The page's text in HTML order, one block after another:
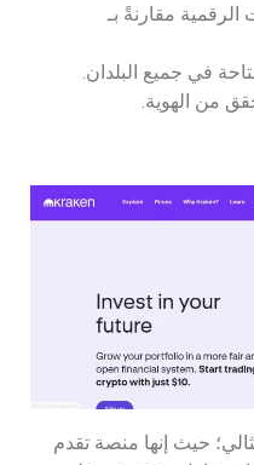
مقارنةً بـ
من الهوية.
حيث إنها منصة تقدم